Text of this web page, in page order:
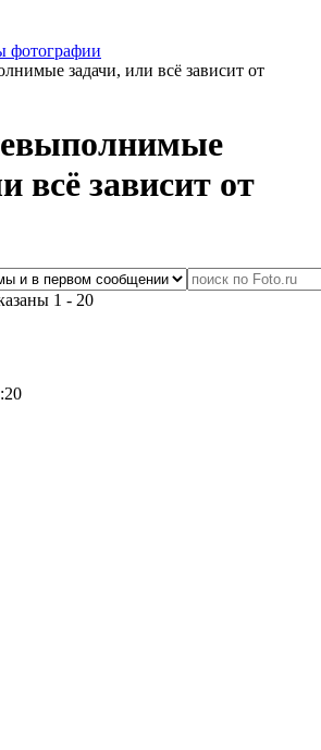
фотографии
задачи, или всё зависит от
всё зависит от
1 - 20